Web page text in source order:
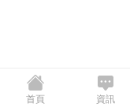
首頁 資訊